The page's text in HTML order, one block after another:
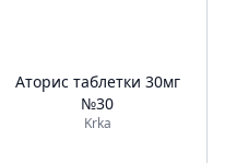
Аторис таблетки 30мг
№30
Krka